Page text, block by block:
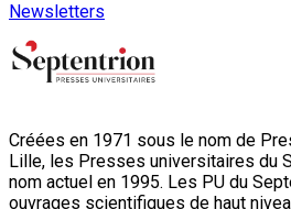
Newsletters
Créées en 1971 sous le nom de
Lille, les Presses universitaires du
nom actuel en 1995. Les PU du
ouvrages scientifiques de haut